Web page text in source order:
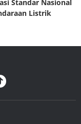
Standar Nasional
Listrik